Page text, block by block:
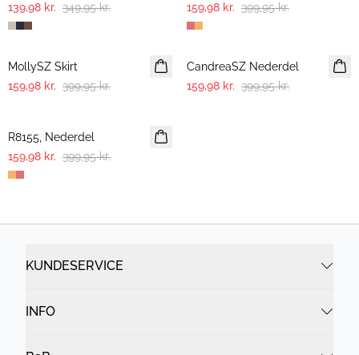
139,98 kr. 349,95 kr.
159,98 kr. 399,95 kr.
-60%
MollySZ Skirt
159,98 kr. 399,95 kr.
-60%
CandreaSZ Nederdel
159,98 kr. 399,95 kr.
R8155, Nederdel
159,98 kr. 399,95 kr.
KUNDESERVICE
INFO